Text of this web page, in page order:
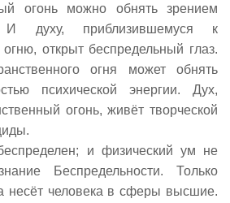
огонь можно обнять зрением
И духу, приблизившемуся к
открыт беспредельный глаз.
огня может обнять
психической энергии. Дух,
огонь, живёт творческой
и физический ум не
Беспредельности. Только
несёт человека в сферы высшие.